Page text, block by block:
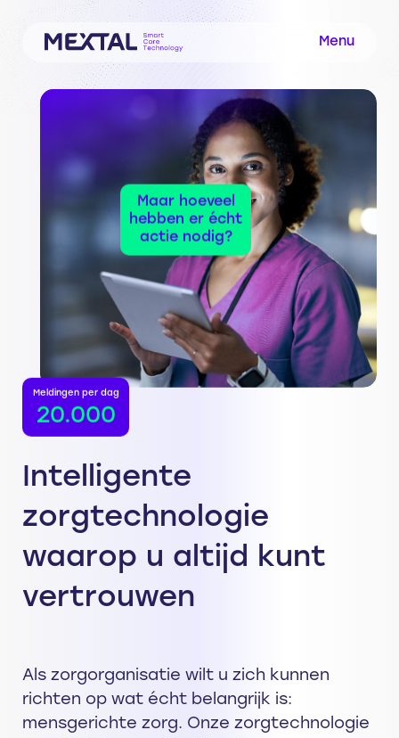
Menu
Meldingen per dag
20.000
Maar hoeveel
hebben er écht
actie nodig?
Intelligente
zorgtechnologie
waarop u altijd kunt
vertrouwen
Als zorgorganisatie wilt u zich kunnen
richten op wat écht belangrijk is:
mensgerichte zorg. Onze zorgtechnologie